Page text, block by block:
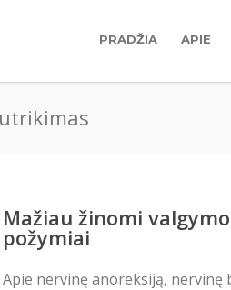
PRADŽIA APIE
Mažiau žinomi
požymiai
Apie nervinę anoreksiją, nervinę